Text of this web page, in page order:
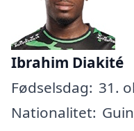
Ibrahim Diakité
Fødselsdag: 31.
Nationalitet: